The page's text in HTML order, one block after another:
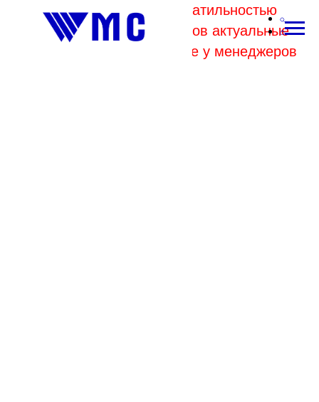
В связи с высокой волатильностью
отпускных цен комбинатов актуальные
цены на металл уточняйте у менеджеров